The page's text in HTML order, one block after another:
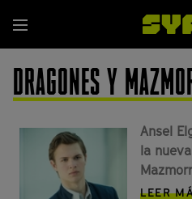
contenido
principal
Menú
DRAGONES Y
Ansel
la
LEER